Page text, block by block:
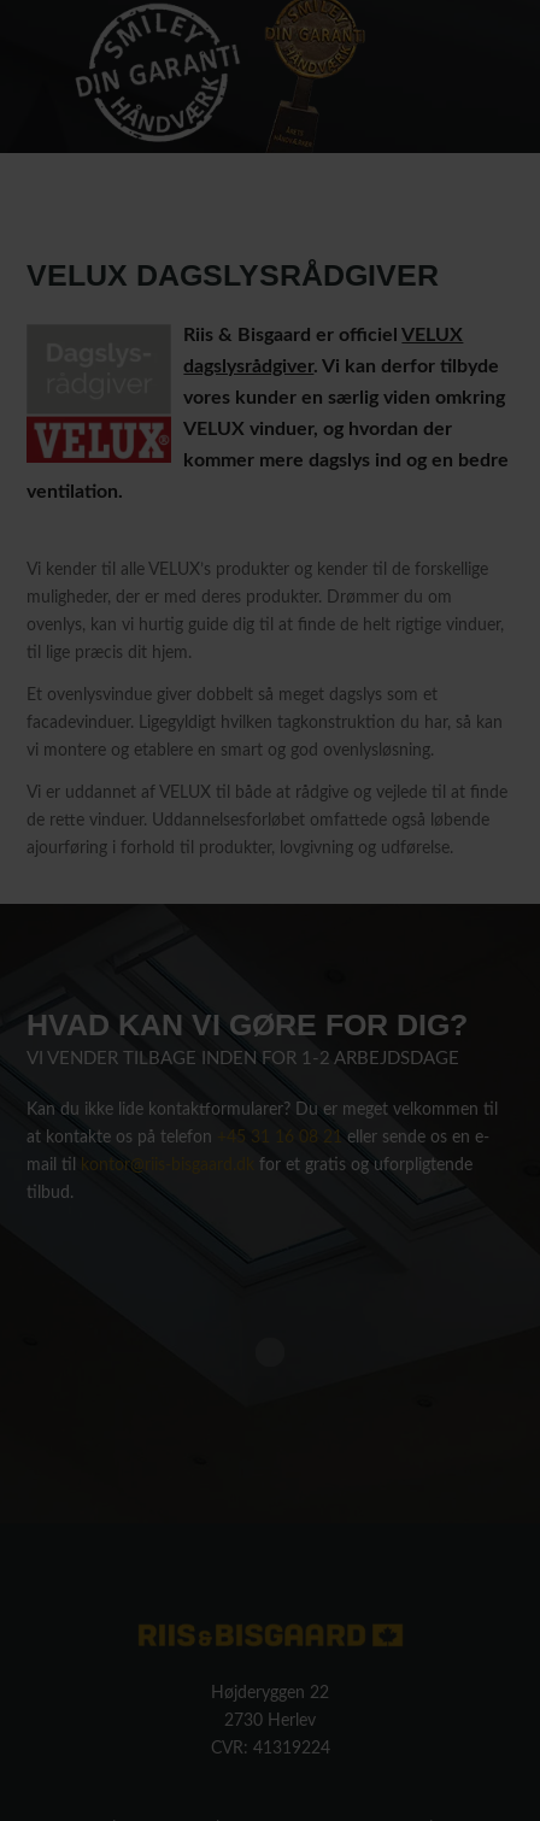
VELUX DAGSLYSRÅDGIVER
Riis & Bisgaard er officielVELUX
dagslysrådgiver. Vi kan derfor tilbyde
vores kunder en særlig viden omkring
VELUX vinduer, og hvordan der
kommer mere dagslys ind og en bedre
ventilation.
Vi kender til alle VELUX’s produkter og kender til de forskellige
muligheder, der er med deres produkter. Drømmer du om
ovenlys, kan vi hurtig guide dig til at finde de helt rigtige vinduer,
til lige præcis dit hjem.
Et ovenlysvindue giver dobbelt så meget dagslys som et
facadevinduer. Ligegyldigt hvilken tagkonstruktion du har, så kan
vi montere og etablere en smart og god ovenlysløsning.
Vi er uddannet af VELUX til både at rådgive og vejlede til at finde
de rette vinduer. Uddannelsesforløbet omfattede også løbende
ajourføring i forhold til produkter, lovgivning og udførelse.
HVAD KAN VI GØRE FOR DIG?
VI VENDER TILBAGE INDEN FOR 1-2 ARBEJDSDAGE
Kan du ikke lide kontaktformularer? Du er meget velkommen til
at kontakte os på telefon
+45 31 16 08 21
eller sende os en e-
mail til
kontor@riis-bisgaard.dk
for et gratis og uforpligtende
tilbud.
Højderyggen 22
2730 Herlev
CVR: 41319224